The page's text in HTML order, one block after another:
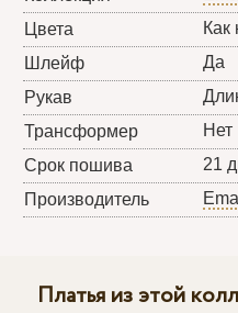
Цвета
Как
Шлейф
Да
Рукав
Трансформер
Нет
Срок пошива
21
Производитель
Платья из этой